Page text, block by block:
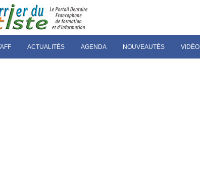
ACTUALITÉS AGENDA NOUVEAUTÉS